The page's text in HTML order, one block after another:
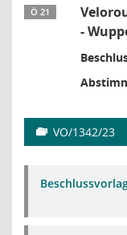
Ö 21
-
VO/1342/23